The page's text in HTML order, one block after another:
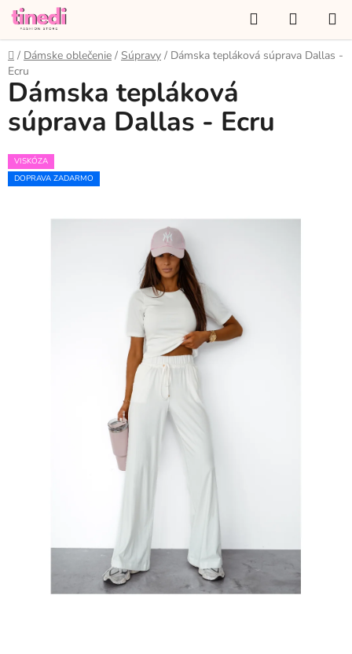
Prejsť
obsah
Hľadať
KOŠÍK
Domov
/ Dámske oblečenie / Súpravy / Dámska tepláková súprava Dallas -
Ecru
Dámska tepláková
súprava Dallas - Ecru
VISKÓZA
DOPRAVA ZADARMO